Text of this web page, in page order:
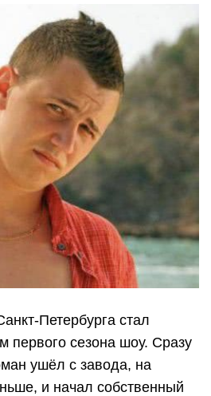
Петербурга стал
первого сезона шоу. Сразу
ушёл с завода, на
и начал собственный